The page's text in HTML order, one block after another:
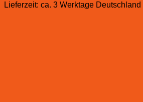
Lieferzeit: ca. 3 Werktage Deutschland